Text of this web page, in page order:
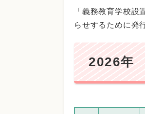
「義務教育学校
らせするために発
2026年